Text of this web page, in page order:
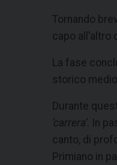
Tornando
capo
La fase
storico
Durante
‘carrera’. In
canto, di
Primiano in